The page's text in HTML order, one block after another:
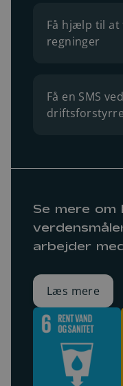
Få hjælp til at
regninger
Få en SMS ved
Se mere om
arbejder
Læs mere